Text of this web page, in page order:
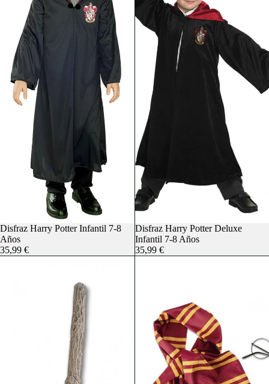
Agotado
Disfraz Harry Potter Infantil 7-8
Años
35,99 €
Agotado
Disfraz Harry Potter Deluxe
Infantil 7-8 Años
35,99 €